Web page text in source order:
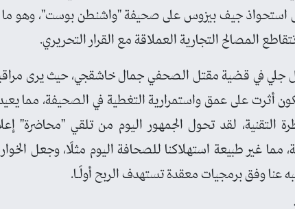
مثل استحواذ جيف بيزوس على صحيفة "واشنطن بوست"، وهو ما
المصالح التجارية العملاقة مع القرار التحريري.
في قضية مقتل الصحفي جمال خاشقجي، حيث يرى
أثرت على عمق واستمرارية التغطية في الصحيفة، مما
التقنية، لقد تحول الجمهور اليوم من تلقي "محاضرة"
مما غير طبيعة استهلاكنا للصحافة اليوم مثلًا، وجعل
عنا وفق برمجيات معقدة تستهدف الربح أولًـا.